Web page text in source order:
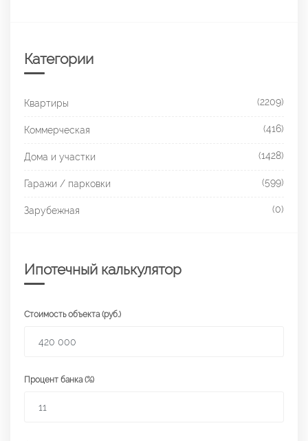
Категории
Квартиры (2209)
Коммерческая (416)
Дома и участки (1428)
Гаражи / парковки (599)
Зарубежная (0)
Ипотечный калькулятор
Стоимость объекта (руб.)
Процент банка (%)